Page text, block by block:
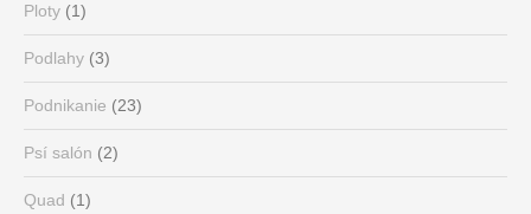
Ploty (1)
Podlahy (3)
Podnikanie (23)
Psí salón (2)
Quad (1)